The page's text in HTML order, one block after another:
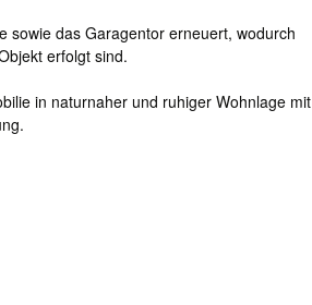
sowie das Garagentor erneuert, wodurch
erfolgt sind.
in naturnaher und ruhiger Wohnlage mit